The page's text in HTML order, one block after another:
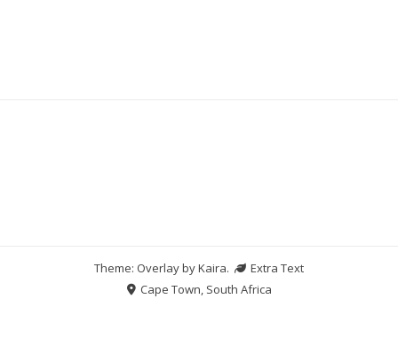
Theme: Overlay byKaira.
Extra Text
Cape Town, South Africa